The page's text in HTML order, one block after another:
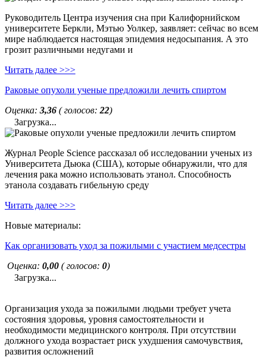
Руководитель Центра изучения сна при Калифорнийском
университете Беркли, Мэтью Уолкер, заявляет: сейчас во всем
мире наблюдается настоящая эпидемия недосыпания. А это
грозит различными недугами и
Читать далее >>>
Раковые опухоли ученые предложили лечить спиртом
Оценка: 3,36 ( голосов: 22)
Загрузка...
Журнал People Science рассказал об исследовании ученых из
Университета Дьюка (США), которые обнаружили, что для
лечения рака можно использовать этанол. Способность
этанола создавать гибельную среду
Читать далее >>>
Новые материалы:
Как организовать уход за пожилыми с участием медсестры
Оценка: 0,00 ( голосов: 0)
Загрузка...
Организация ухода за пожилыми людьми требует учета
состояния здоровья, уровня самостоятельности и
необходимости медицинского контроля. При отсутствии
должного ухода возрастает риск ухудшения самочувствия,
развития осложнений